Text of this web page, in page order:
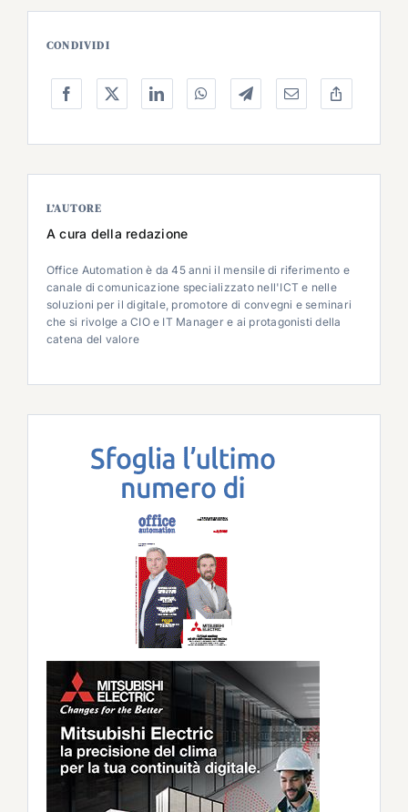
CONDIVIDI
L’AUTORE
A cura della redazione
Office Automation è da 45 anni il mensile di riferimento e
canale di comunicazione specializzato nell'ICT e nelle
soluzioni per il digitale, promotore di convegni e seminari
che si rivolge a CIO e IT Manager e ai protagonisti della
catena del valore